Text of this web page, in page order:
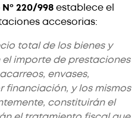
220/998establece el
accesorias:
total de los bienes y
importe de prestaciones
envases,
financiación, y los mismos
constituirán el